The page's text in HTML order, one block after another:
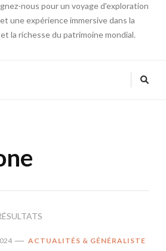
nous pour un voyage d'exploration
une expérience immersive dans la
la richesse du patrimoine mondial.
ACTUALITÉS & GÉNÉRALISTE